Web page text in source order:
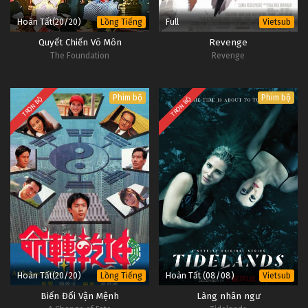
Hoàn Tất(20/20) Lồng Tiếng
Quyết Chiến Võ Môn
The Foundation
Full Vietsub
Revenge
Revenge
TRỌN BỘ Phim bộ
Hoàn Tất(20/20) Lồng Tiếng
Biến Đổi Vận Mệnh
TRỌN BỘ Phim bộ
Hoàn Tất (08/08) Vietsub
Làng nhân ngư